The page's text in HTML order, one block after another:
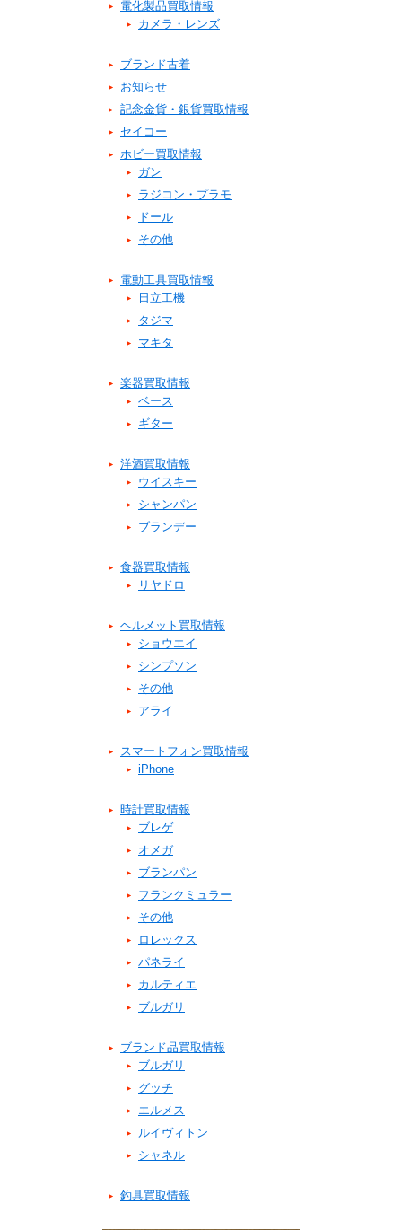
電化製品買取情報
カメラ・レンズ
ブランド古着
お知らせ
記念金貨・銀貨買取情報
セイコー
ホビー買取情報
ガン
ラジコン・プラモ
ドール
その他
電動工具買取情報
日立工機
タジマ
マキタ
楽器買取情報
ベース
ギター
洋酒買取情報
ウイスキー
シャンパン
ブランデー
食器買取情報
リヤドロ
ヘルメット買取情報
ショウエイ
シンプソン
その他
アライ
スマートフォン買取情報
iPhone
時計買取情報
ブレゲ
オメガ
ブランパン
フランクミュラー
その他
ロレックス
パネライ
カルティエ
ブルガリ
ブランド品買取情報
ブルガリ
グッチ
エルメス
ルイヴィトン
シャネル
釣具買取情報